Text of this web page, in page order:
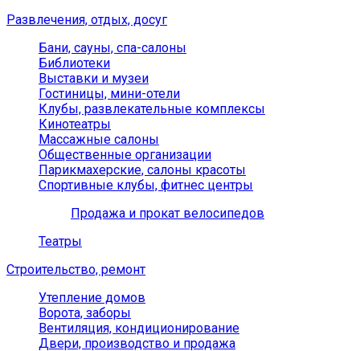
Развлечения, отдых, досуг
Бани, сауны, спа-салоны
Библиотеки
Выставки и музеи
Гостиницы, мини-отели
Клубы, развлекательные комплексы
Кинотеатры
Массажные салоны
Общественные организации
Парикмахерские, салоны красоты
Спортивные клубы, фитнес центры
Продажа и прокат велосипедов
Театры
Строительство, ремонт
Утепление домов
Ворота, заборы
Вентиляция, кондиционирование
Двери, производство и продажа